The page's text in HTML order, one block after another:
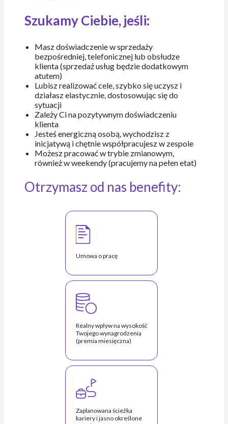
Szukamy Ciebie, jeśli:
Masz doświadczenie w sprzedaży
bezpośredniej, telefonicznej lub obsłudze
klienta (sprzedaż usług będzie dodatkowym
atutem)
Lubisz realizować cele, szybko się uczysz i
działasz elastycznie, dostosowując się do
sytuacji
Zależy Ci na pozytywnym doświadczeniu
klienta
Jesteś energiczną osobą, wychodzisz z
inicjatywą i chętnie współpracujesz w zespole
Możesz pracować w trybie zmianowym,
również w weekendy (pracujemy na pełen etat)
Otrzymasz od nas benefity:
Umowa o pracę
Realny wpływ na wysokość
Twojego wynagrodzenia
(premia miesięczna)
Zaplanowana ścieżka
kariery i jasno określone